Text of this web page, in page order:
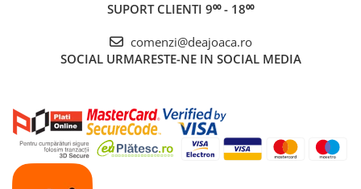
SUPORT CLIENTI 9⁰⁰ - 18⁰⁰
comenzi@deajoaca.ro
SOCIAL URMARESTE-NE IN SOCIAL MEDIA